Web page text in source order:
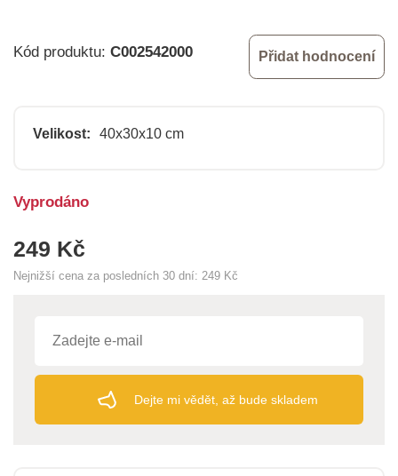
Kód produktu: C002542000 Přidat hodnocení
Velikost: 40x30x10 cm
249 Kč
Nejnižší cena za posledních 30 dní: 249 Kč
Vyprodáno
Dejte mi vědět, až bude skladem